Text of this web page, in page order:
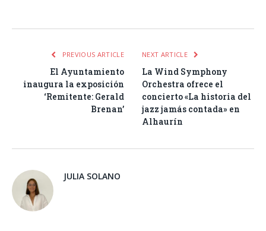
PREVIOUS ARTICLE
El Ayuntamiento
inaugura la exposición
‘Remitente: Gerald
Brenan’
NEXT ARTICLE
La Wind Symphony
Orchestra ofrece el
concierto «La historia del
jazz jamás contada» en
Alhaurín
JULIA SOLANO